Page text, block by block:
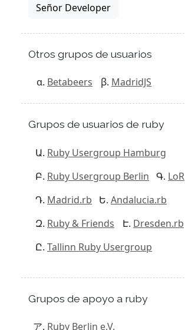
Señor Developer
Otros grupos de usuarios
Betabeers MadridJS
Grupos de usuarios de ruby
Ruby Usergroup Hamburg
Ruby Usergroup Berlin
LoR
Madrid.rb
Andalucia.rb
Ruby & Friends
Dresden.rb
Tallinn Ruby Usergroup
Grupos de apoyo a ruby
Ruby Berlin e.V.